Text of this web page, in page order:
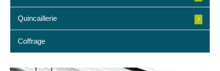
Quincaillerie
Coffrage